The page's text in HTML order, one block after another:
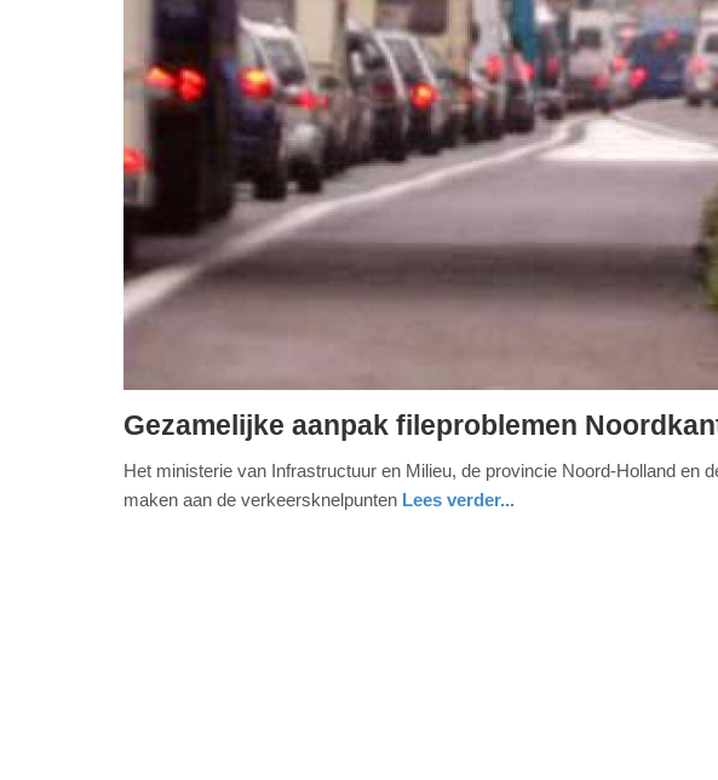
17.
oktober
Gezamelijke aanpak fileproblemen
Het ministerie van Infrastructuur en Milieu, de provincie Noord-Holland en
maken aan de verkeersknelpunten Lees verder...